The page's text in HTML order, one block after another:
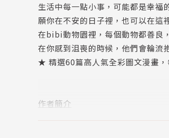
生活中每一點小事，可能都是幸福
願你在不安的日子裡，也可以在這
在bibi動物園裡，每個動物都善良
在你感到沮喪的時候，他們會輪流
★ 精選60篇高人氣全彩圖文漫畫
作者簡介